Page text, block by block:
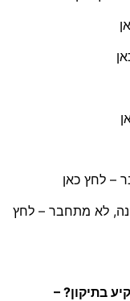
– לחץ כאן
3 לא תקינה, לא מתחבר – לחץ
בתיקון? –